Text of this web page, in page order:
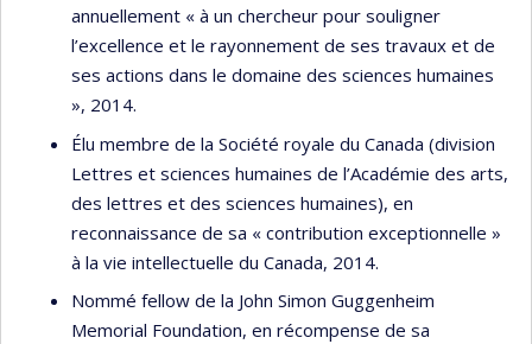
annuellement « à un chercheur pour souligner
l’excellence et le rayonnement de ses travaux et de
ses actions dans le domaine des sciences humaines
», 2014.
Élu membre de la Société royale du Canada (division
Lettres et sciences humaines de l’Académie des arts,
des lettres et des sciences humaines), en
reconnaissance de sa « contribution exceptionnelle »
à la vie intellectuelle du Canada, 2014.
Nommé fellow de la John Simon Guggenheim
Memorial Foundation, en récompense de sa